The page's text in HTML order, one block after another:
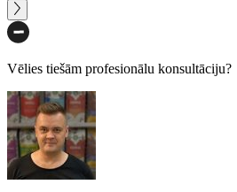
Vēlies tiešām profesionālu konsultāciju?